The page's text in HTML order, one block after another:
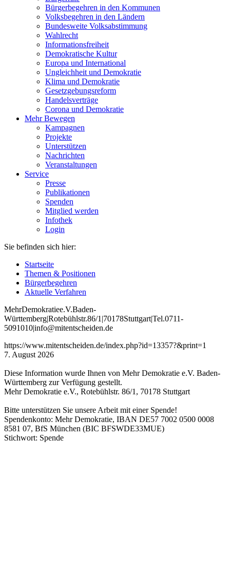
Bürgerbegehren in den Kommunen
Volksbegehren in den Ländern
Bundesweite Volksabstimmung
Wahlrecht
Informationsfreiheit
Demokratische Kultur
Europa und International
Ungleichheit und Demokratie
Klima und Demokratie
Gesetzgebungsreform
Handelsverträge
Corona und Demokratie
Mehr Bewegen
Kampagnen
Projekte
Unterstützen
Nachrichten
Veranstaltungen
Service
Presse
Publikationen
Spenden
Mitglied werden
Infothek
Login
Sie befinden sich hier:
Startseite
Themen & Positionen
Bürgerbegehren
Aktuelle Verfahren
MehrDemokratiee.V.Baden-
Württemberg|Rotebühlstr.86/1 |70178Stuttgart|Tel.0711-
5091010|info@mitentscheiden.de
https://www.mitentscheiden.de/index.php?id=13357?&print=1
7. August 2026
Diese Information wurde Ihnen von Mehr Demokratie e.V. Baden-
Württemberg zur Verfügung gestellt.
Mehr Demokratie e.V., Rotebühlstr. 86/1, 70178 Stuttgart
Bitte unterstützen Sie unsere Arbeit mit einer Spende!
Spendenkonto: Mehr Demokratie, IBAN DE57 7002 0500 0008
8581 07, BfS München (BIC BFSWDE33MUE)
Stichwort: Spende